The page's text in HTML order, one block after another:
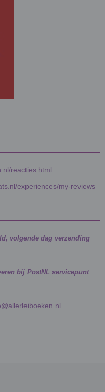
reacties.html
experiences/my-reviews
volgende dag verzending
bij PostNL servicepunt